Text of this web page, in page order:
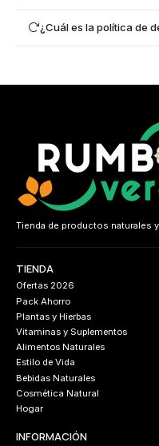
¿Cuál es la política de
Tienda de productos naturales
TIENDA
Ofertas 2026
Pack Ahorro
Plantas y Hierbas
Vitaminas y Suplementos
Alimentos Naturales
Estilo de Vida
Bebidas Naturales
Cosmética Natural
Hogar
INFORMACIÓN